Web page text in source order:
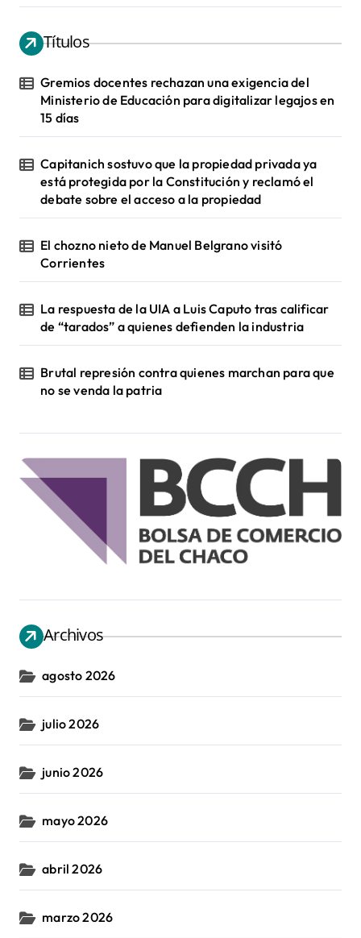
Títulos
Gremios docentes rechazan una exigencia del
Ministerio de Educación para digitalizar legajos en
15 días
Capitanich sostuvo que la propiedad privada ya
está protegida por la Constitución y reclamó el
debate sobre el acceso a la propiedad
El chozno nieto de Manuel Belgrano visitó
Corrientes
La respuesta de la UIA a Luis Caputo tras calificar
de “tarados” a quienes defienden la industria
Brutal represión contra quienes marchan para que
no se venda la patria
Archivos
agosto 2026
julio 2026
junio 2026
mayo 2026
abril 2026
marzo 2026